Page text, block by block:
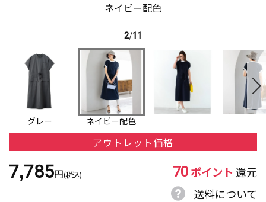
ネイビー配色
2/11
グレー ネイビー配色
アウトレット価格
7,785円(税込) 70ポイント 還元
送料について